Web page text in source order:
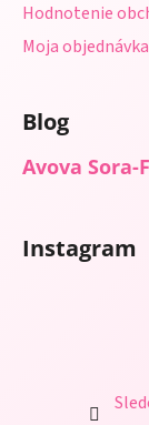
Hodnotenie
Moja objednávka
Blog
Avova Sora-
Instagram